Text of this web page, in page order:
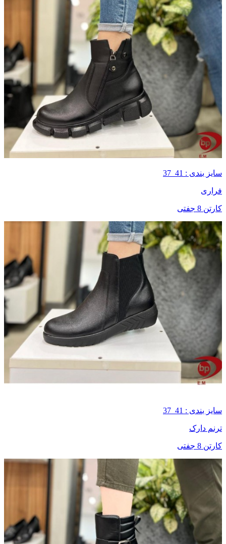
سایز بندی : 41_37
فراری
کارتن 8 جفتی
سایز بندی : 41_37
ترنم دارک
کارتن 8 جفتی